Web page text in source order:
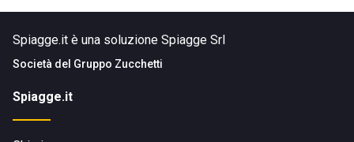
Spiagge.it è una soluzione Spiagge Srl
Società del Gruppo Zucchetti
Spiagge.it